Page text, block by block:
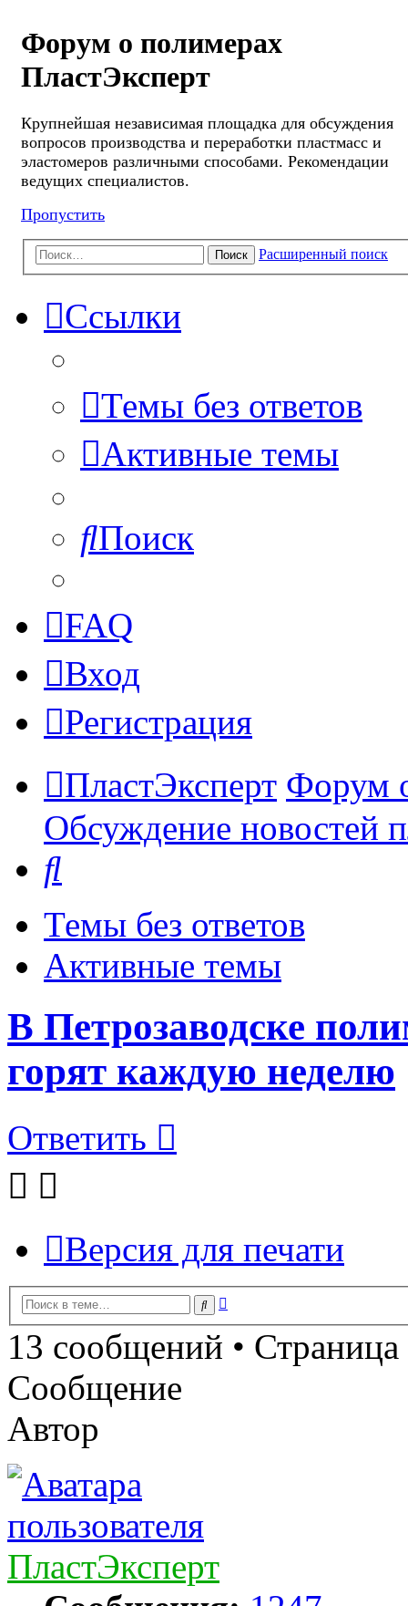
Форум о полимерах
ПластЭксперт
Крупнейшая независимая площадка для обсуждения
вопросов производства и переработки пластмасс и
эластомеров различными способами. Рекомендации
ведущих специалистов.
Пропустить
Поиск Расширенный поиск
Ссылки
Темы без ответов
Активные темы
Поиск
FAQ
Вход
Регистрация
ПластЭксперт Форум
Обсуждение новостей
Темы без ответов
Активные темы
В Петрозаводске
горят каждую неделю
Ответить
Версия для печати
Поиск
13 сообщений • Страница
Сообщение
Автор
ПластЭксперт